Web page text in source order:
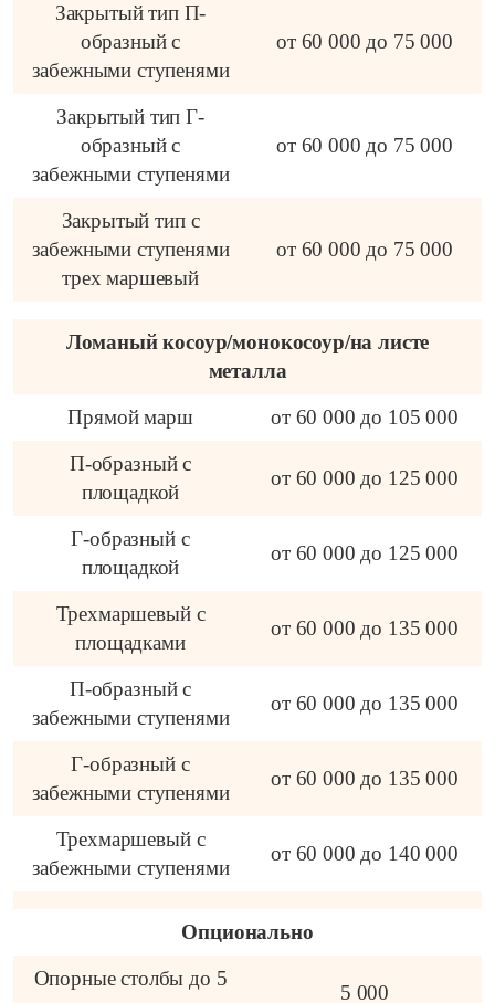
Закрытый тип П-
образный с
забежными ступенями
от 60 000 до 75 000
Закрытый тип Г-
образный с
забежными ступенями
от 60 000 до 75 000
Закрытый тип с
забежными ступенями
трех маршевый
от 60 000 до 75 000
Ломаный косоур/монокосоур/на листе
металла
Прямой марш
от 60 000 до 105 000
П-образный с
площадкой
от 60 000 до 125 000
Г-образный с
площадкой
от 60 000 до 125 000
Трехмаршевый с
площадками
от 60 000 до 135 000
П-образный с
забежными ступенями
от 60 000 до 135 000
Г-образный с
забежными ступенями
от 60 000 до 135 000
Трехмаршевый с
забежными ступенями
от 60 000 до 140 000
Опционально
Опорные столбы до 5
5 000